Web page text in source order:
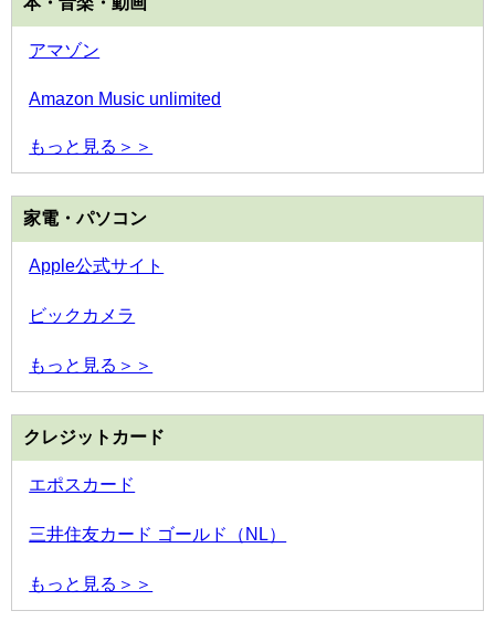
アマゾン
Amazon Music unlimited
もっと見る＞＞
家電・パソコン
Apple公式サイト
ビックカメラ
もっと見る＞＞
クレジットカード
エポスカード
三井住友カード ゴールド（NL）
もっと見る＞＞